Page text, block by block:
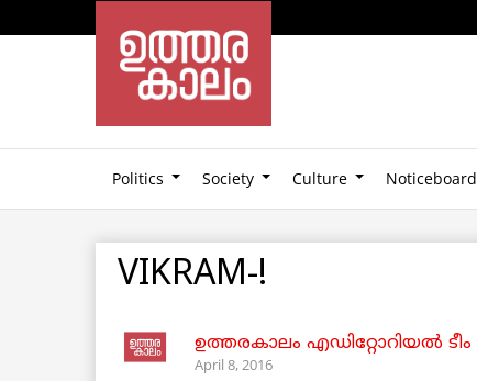
Politics Society Culture Noticeboard
VIKRAM-!
ഉത്തരകാലം എഡിറ്റോറിയല്‍ ടീം
April 8, 2016